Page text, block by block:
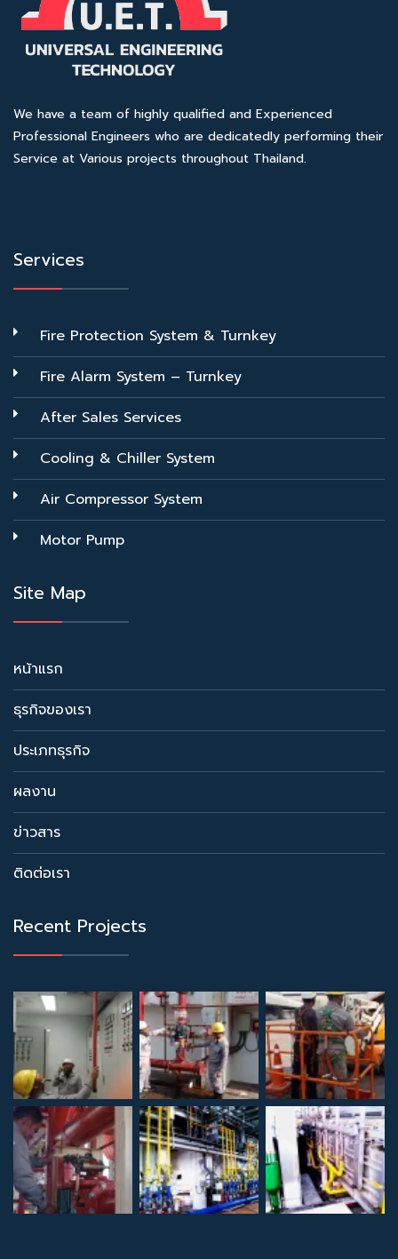
We have a team of highly qualified and Experienced
Professional Engineers who are dedicatedly performing their
Service at Various projects throughout Thailand.
Services
Fire Protection System & Turnkey
Fire Alarm System – Turnkey
After Sales Services
Cooling & Chiller System
Air Compressor System
Motor Pump
Site Map
หน้าแรก
ธุรกิจของเรา
ประเภทธุรกิจ
ผลงาน
ข่าวสาร
ติดต่อเรา
Recent Projects